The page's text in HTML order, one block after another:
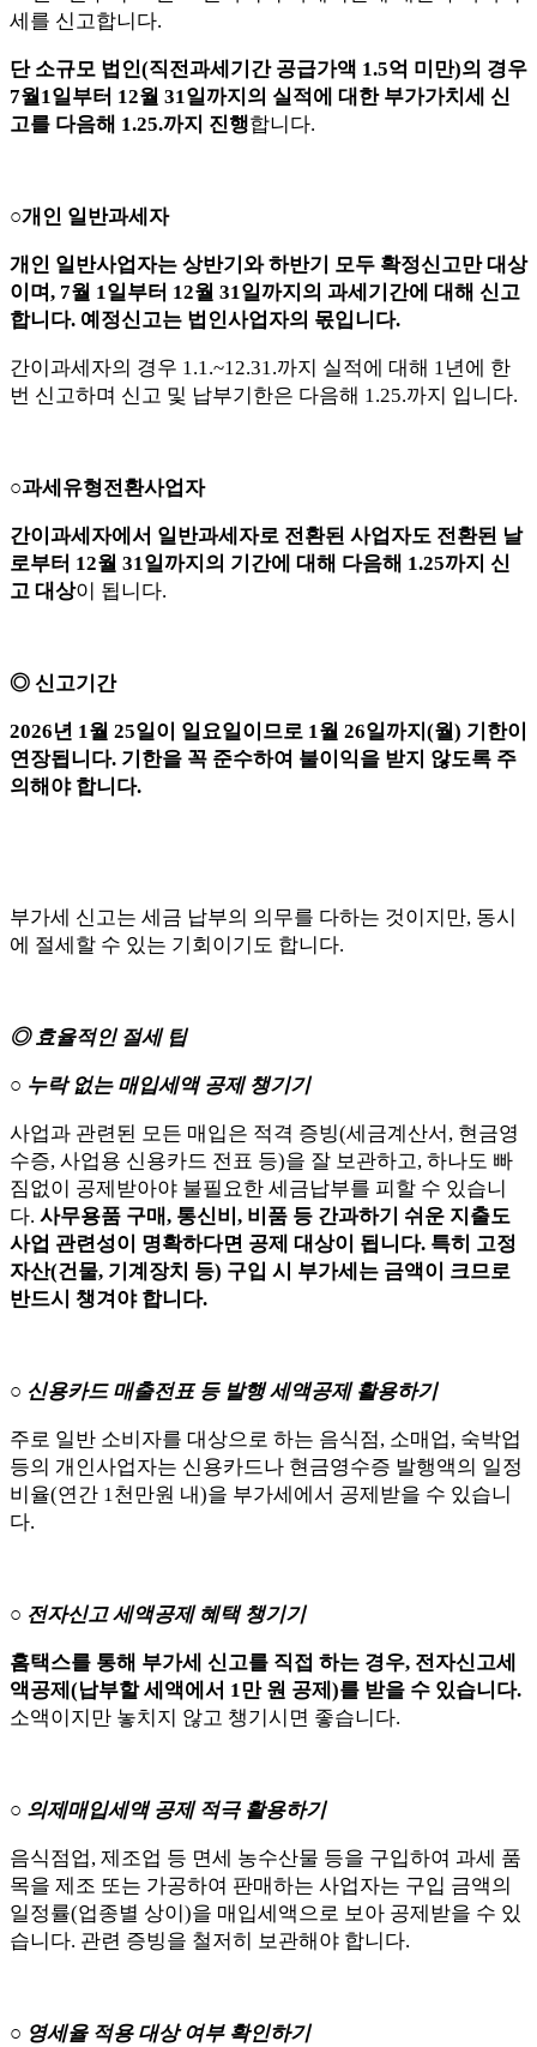
세를 신고합니다.
단 소규모 법인(직전과세기간 공급가액 1.5억 미만)의 경우
7월1일부터 12월 31일까지의 실적에 대한 부가가치세 신
고를 다음해 1.25.까지 진행합니다.
○개인 일반과세자
개인 일반사업자는 상반기와 하반기 모두 확정신고만 대상
이며, 7월 1일부터 12월 31일까지의 과세기간에 대해 신고
합니다. 예정신고는 법인사업자의 몫입니다.
간이과세자의 경우 1.1.~12.31.까지 실적에 대해 1년에 한
번 신고하며 신고 및 납부기한은 다음해 1.25.까지 입니다.
○과세유형전환사업자
간이과세자에서 일반과세자로 전환된 사업자도 전환된 날
로부터 12월 31일까지의 기간에 대해 다음해 1.25까지 신
고 대상이 됩니다.
◎ 신고기간
2026년 1월 25일이 일요일이므로 1월 26일까지(월) 기한이
연장됩니다. 기한을 꼭 준수하여 불이익을 받지 않도록 주
의해야 합니다.
부가세 신고는 세금 납부의 의무를 다하는 것이지만, 동시
에 절세할 수 있는 기회이기도 합니다.
◎ 효율적인 절세 팁
○ 누락 없는 매입세액 공제 챙기기
사업과 관련된 모든 매입은 적격 증빙(세금계산서, 현금영
수증, 사업용 신용카드 전표 등)을 잘 보관하고, 하나도 빠
짐없이 공제받아야 불필요한 세금납부를 피할 수 있습니
다. 사무용품 구매, 통신비, 비품 등 간과하기 쉬운 지출도
사업 관련성이 명확하다면 공제 대상이 됩니다. 특히 고정
자산(건물, 기계장치 등) 구입 시 부가세는 금액이 크므로
반드시 챙겨야 합니다.
○ 신용카드 매출전표 등 발행 세액공제 활용하기
주로 일반 소비자를 대상으로 하는 음식점, 소매업, 숙박업
등의 개인사업자는 신용카드나 현금영수증 발행액의 일정
비율(연간 1천만원 내)을 부가세에서 공제받을 수 있습니
다.
○ 전자신고 세액공제 혜택 챙기기
홈택스를 통해 부가세 신고를 직접 하는 경우, 전자신고세
액공제(납부할 세액에서 1만 원 공제)를 받을 수 있습니다.
소액이지만 놓치지 않고 챙기시면 좋습니다.
○ 의제매입세액 공제 적극 활용하기
음식점업, 제조업 등 면세 농수산물 등을 구입하여 과세 품
목을 제조 또는 가공하여 판매하는 사업자는 구입 금액의
일정률(업종별 상이)을 매입세액으로 보아 공제받을 수 있
습니다. 관련 증빙을 철저히 보관해야 합니다.
○ 영세율 적용 대상 여부 확인하기